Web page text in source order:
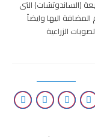
(الساندوتشات) التى
اليها وايضاً
الزراعية